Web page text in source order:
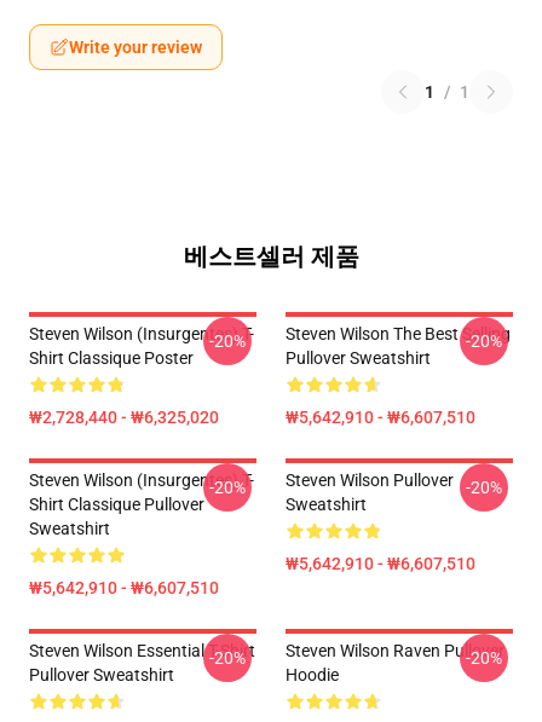
Write your review
1 / 1
베스트셀러 제품
Steven Wilson (insurgentes) T-
Shirt Classique Poster
₩2,728,440 - ₩6,325,020
-20%
Steven Wilson The Best Selling
Pullover Sweatshirt
₩5,642,910 - ₩6,607,510
-20%
Steven Wilson (insurgentes) T-
Shirt Classique Pullover
Sweatshirt
₩5,642,910 - ₩6,607,510
-20%
Steven Wilson Pullover
Sweatshirt
₩5,642,910 - ₩6,607,510
-20%
Steven Wilson Essential T-Shirt
Pullover Sweatshirt
-20%
Steven Wilson Raven Pullover
Hoodie
-20%